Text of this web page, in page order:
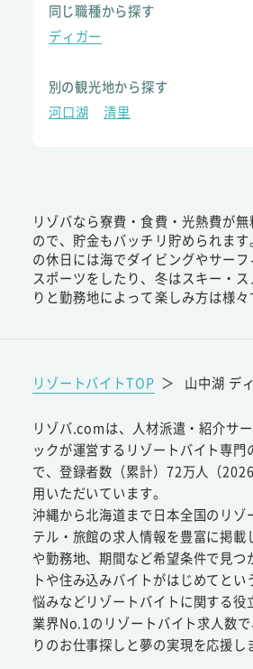
同じ職種から探す
ディガー
別の観光地から探す
河口湖
清里
リゾバなら寮費・食費・光熱費が
ので、貯金もバッチリ貯められま
の休日には海でダイビングやサー
スポーツをしたり、冬はスキー・
りと勤務地によって楽しみ方は様々
リゾートバイトTOP ＞ 山中湖 デ
リゾバ.comは、人材派遣・紹介サ
ックが運営するリゾートバイト専門
で、登録者数（累計）72万人（
用いただいています。
沖縄から北海道まで日本全国のリゾ
テル・旅館の求人情報を豊富に掲載
や勤務地、期間など希望条件で見つ
トや住み込みバイトがはじめてと
悩みなどリゾートバイトに関する役
業界No.1のリゾートバイト求人数
りのお仕事探しと夢の実現を応援し